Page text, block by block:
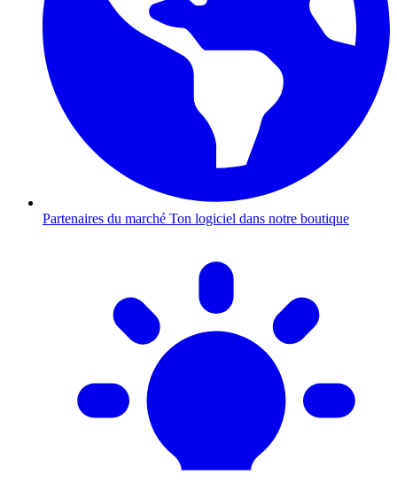
Partenaires du marché Ton logiciel dans notre boutique